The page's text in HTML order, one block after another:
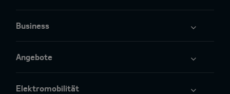
Business
Angebote
Elektromobilität